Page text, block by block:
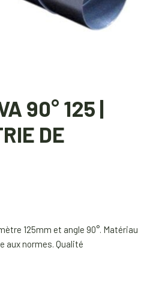
90° 125 |
DE
125mm et angle 90°. Matériau
aux normes. Qualité